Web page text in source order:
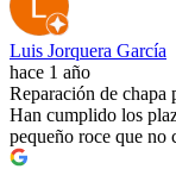
Luis Jorquera García
hace 1 año
Reparación de chapa
Han cumplido los
pequeño roce que no